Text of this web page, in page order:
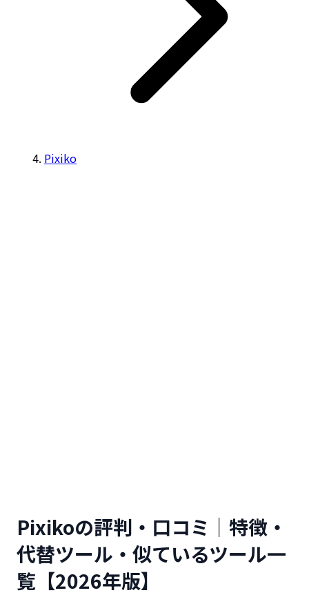
Pixiko
Pixikoの評判・口コミ｜特徴・
代替ツール・似ているツール一
覧【2026年版】